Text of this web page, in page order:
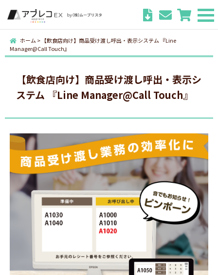
ホーム > 【飲食店向け】商品受け渡し呼出・表示システム 『Line
Manager@Call Touch』
【飲食店向け】商品受け渡し呼出・表示シ
ステム 『Line Manager@Call Touch』